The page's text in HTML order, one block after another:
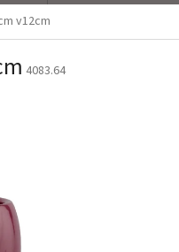
v12cm
4083.64